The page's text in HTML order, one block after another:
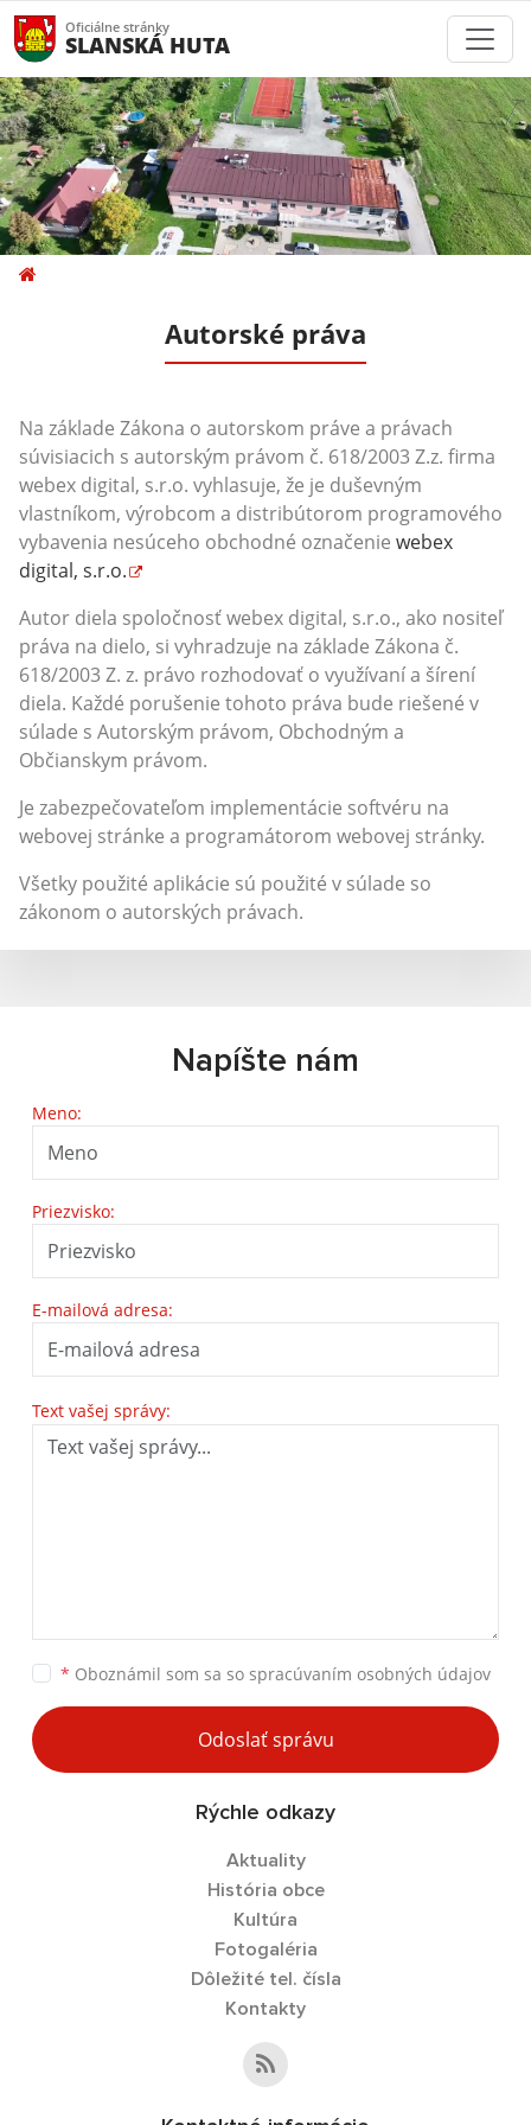
Oficiálne stránky
SLANSKÁ HUTA
Autorské práva
Na základe Zákona o autorskom práve a právach
súvisiacich s autorským právom č. 618/2003 Z.z. firma
webex digital, s.r.o. vyhlasuje, že je duševným
vlastníkom, výrobcom a distribútorom programového
vybavenia nesúceho obchodné označenie webex
digital, s.r.o.
Autor diela spoločnosť webex digital, s.r.o., ako nositeľ
práva na dielo, si vyhradzuje na základe Zákona č.
618/2003 Z. z. právo rozhodovať o využívaní a šírení
diela. Každé porušenie tohoto práva bude riešené v
súlade s Autorským právom, Obchodným a
Občianskym právom.
Je zabezpečovateľom implementácie softvéru na
webovej stránke a programátorom webovej stránky.
Všetky použité aplikácie sú použité v súlade so
zákonom o autorských právach.
Napíšte nám
Meno:
Priezvisko:
E-mailová adresa:
Text vašej správy:
* Oboznámil som sa so spracúvaním osobných údajov
Odoslať správu
Rýchle odkazy
Aktuality
História obce
Kultúra
Fotogaléria
Dôležité tel. čísla
Kontakty